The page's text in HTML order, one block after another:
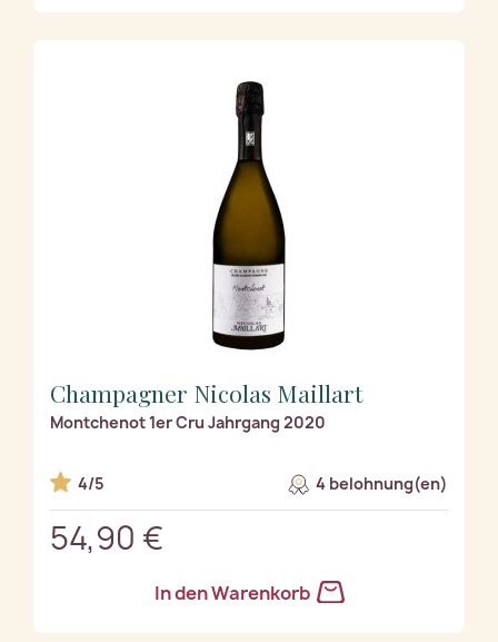
Champagner Nicolas Maillart
Montchenot 1er Cru Jahrgang 2020
4/5 4 belohnung(en)
54,90 €
In den Warenkorb